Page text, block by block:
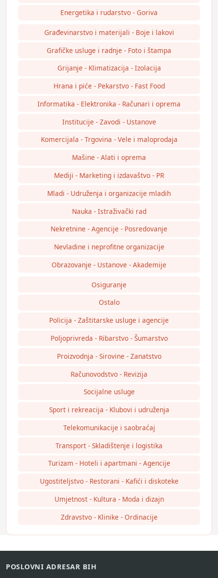
Energetika i rudarstvo - Goriva
Građevinarstvo i materijali - Boje i lakovi
Grafičke usluge i radnje - Foto i štampa
Grijanje - Klimatizacija - Izolacija
Hrana i piće - Pekarstvo - Fast Food
Informatika - Elektronika - Računari i oprema
Institucije - Zavodi - Ustanove
Komercijala - Trgovina - Vele i maloprodaja
Mašine - Alati i oprema
Mediji - Marketing i izdavaštvo - PR
Mladi - Udruženja i organizacije mladih
Nauka - Istraživački rad
Nekretnine - Agencije - Posredovanje
Nevladine i neprofitne organizacije
Obrazovanje - Ustanove - Akademije
Osiguranje
Ostalo
Policija - Zaštitarske usluge i agencije
Poljoprivreda - Ribarstvo - Šumarstvo
Proizvodnja - Sirovine - Zanatstvo
Računovodstvo - Revizija
Socijalne usluge
Sport i rekreacija - Klubovi i udruženja
Telekomunikacije i saobraćaj
Transport - Skladištenje i logistika
Turizam - Hoteli i apartmani - Agencije
Ugostiteljstvo - Restorani - Kafići i diskoteke
Umjetnost - Kultura - Moda i dizajn
Zdravstvo - Klinike - Ordinacije
POSLOVNI ADRESAR BIH